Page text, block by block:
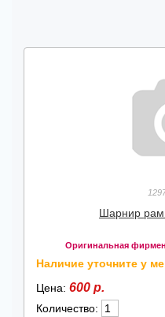
Шарнир
Оригинальная
Наличие уточните у
Цена: 600 р.
Количество: